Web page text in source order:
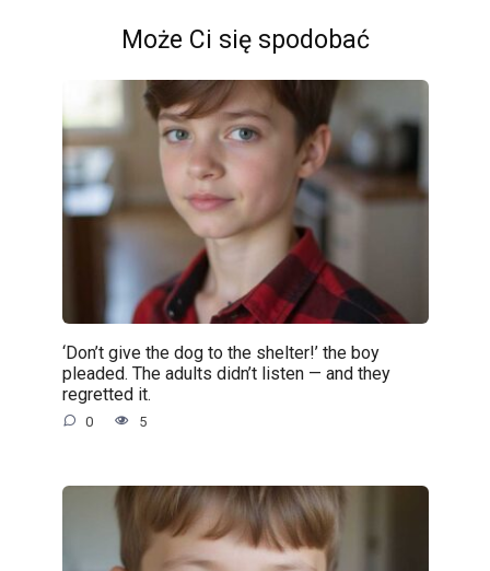
Może Ci się spodobać
‘Don’t give the dog to the shelter!’ the boy
pleaded. The adults didn’t listen — and they
regretted it.
0 5